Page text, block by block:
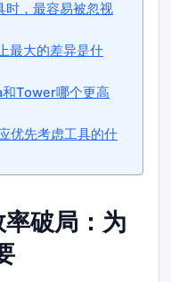
时，最容易被忽视
最大的差异是什
Tower哪个更高
优先考虑工具的什
破局：为